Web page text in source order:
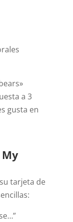
a 3
gusta en
tarjeta de